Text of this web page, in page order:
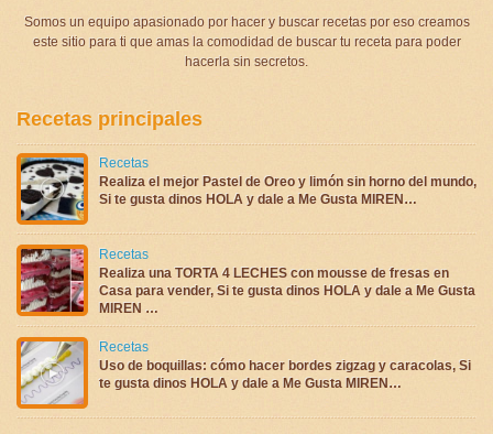
Somos un equipo apasionado por hacer y buscar recetas por eso creamos
este sitio para ti que amas la comodidad de buscar tu receta para poder
hacerla sin secretos.
Recetas principales
Recetas
Realiza el mejor Pastel de Oreo y limón sin horno del mundo,
Si te gusta dinos HOLA y dale a Me Gusta MIREN…
Recetas
Realiza una TORTA 4 LECHES con mousse de fresas en
Casa para vender, Si te gusta dinos HOLA y dale a Me Gusta
MIREN …
Recetas
Uso de boquillas: cómo hacer bordes zigzag y caracolas, Si
te gusta dinos HOLA y dale a Me Gusta MIREN…